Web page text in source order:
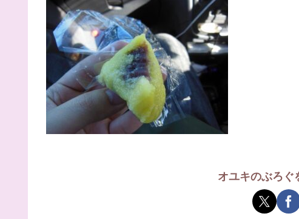
オユキのぶろぐ